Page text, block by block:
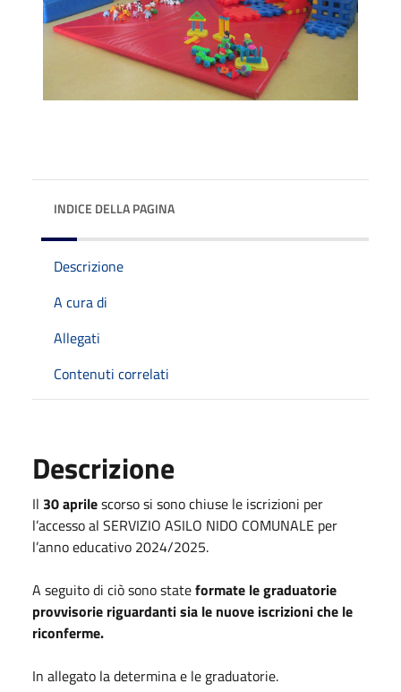
INDICE DELLA PAGINA
Descrizione
A cura di
Allegati
Contenuti correlati
Descrizione
Il 30 aprilescorso si sono chiuse le iscrizioni per
l’accesso al SERVIZIO ASILO NIDO COMUNALE per
l’anno educativo 2024/2025.
A seguito di ciò sono stateformate le graduatorie
provvisorie riguardanti sia le nuove iscrizioni che le
riconferme.
In allegato la determina e le graduatorie.